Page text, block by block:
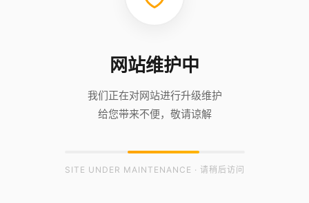
网站维护中
我们正在对网站进行升级维护
给您带来不便，敬请谅解
SITE UNDER MAINTENANCE · 请稍后访问